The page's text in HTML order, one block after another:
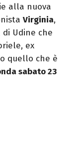
alla nuova
Virginia,
Udine che
ex
quello che è
sabato 23